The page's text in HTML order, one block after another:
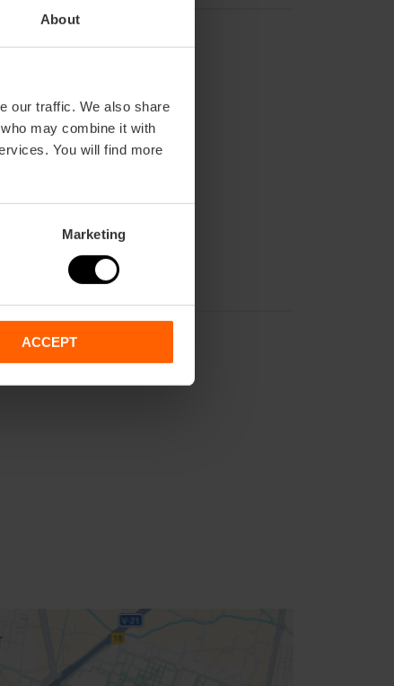
About
our traffic. We also share
may combine it with
You will find more
Marketing
ACCEPT